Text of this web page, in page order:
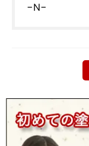
−N−